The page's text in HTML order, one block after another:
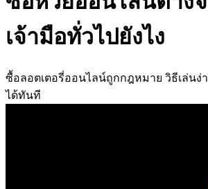
เจ้ามือทั่วไปยังไง
ซื้อลอตเตอรี่ออนไลน์ถูกกฎหมาย วิธีเล่นง่
ได้ทันที